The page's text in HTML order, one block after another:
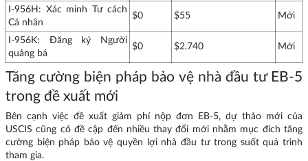
I-956H: Xác minh Tư cách
Cá nhân
$0 $55 Mới
I-956K: Đăng ký Người
quảng bá
$0 $2.740 Mới
Tăng cường biện pháp bảo vệ nhà đầu tư EB-5
trong đề xuất mới
Bên cạnh việc đề xuất giảm phí nộp đơn EB-5, dự thảo mới của
USCIS cũng có đề cập đến nhiều thay đổi mới nhằm mục đích tăng
cường biện pháp bảo vệ quyền lợi nhà đầu tư trong suốt quá trình
tham gia.